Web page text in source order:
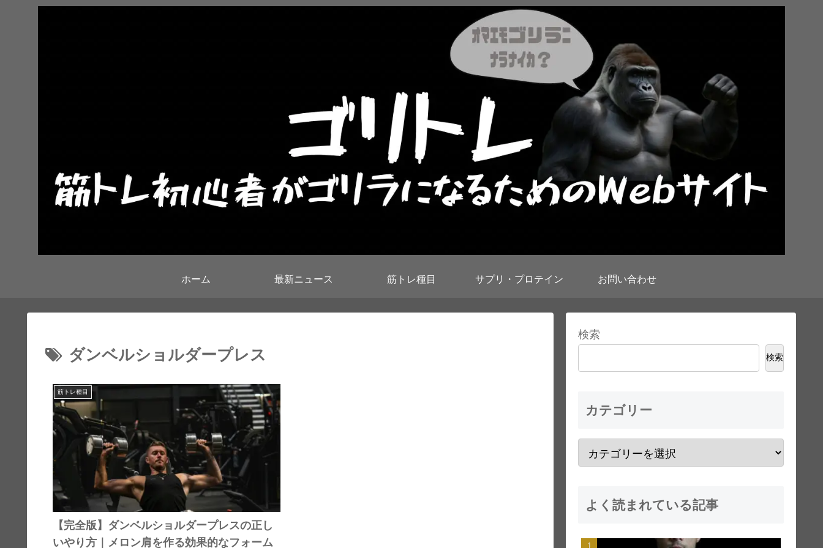
ホーム 最新ニュース 筋トレ種目 サプリ・プロテイン お問い合わせ
ダンベルショルダープレス
筋トレ種目
【完全版】ダンベルショルダープレスの正し
いやり方｜メロン肩を作る効果的なフォーム
検索
検索
カテゴリー
よく読まれている記事